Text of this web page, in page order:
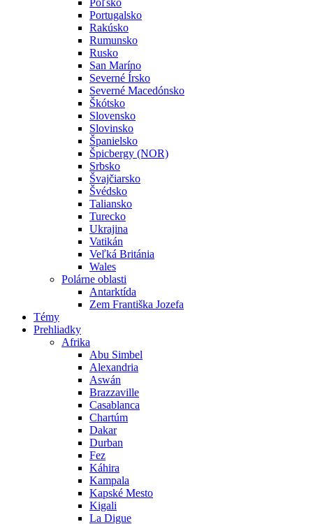
Poľsko
Portugalsko
Rakúsko
Rumunsko
Rusko
San Maríno
Severné Írsko
Severné Macedónsko
Škótsko
Slovensko
Slovinsko
Španielsko
Špicbergy (NOR)
Srbsko
Švajčiarsko
Švédsko
Taliansko
Turecko
Ukrajina
Vatikán
Veľká Británia
Wales
Polárne oblasti
Antarktída
Zem Františka Jozefa
Témy
Prehliadky
Afrika
Abu Simbel
Alexandria
Aswán
Brazzaville
Casablanca
Chartúm
Dakar
Durban
Fez
Káhira
Kampala
Kapské Mesto
Kigali
La Digue